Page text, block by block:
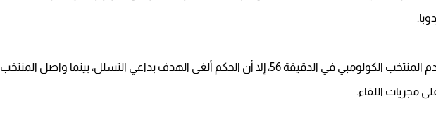
وكاد لويس دياز أن يعزز تقدم المنتخب الكولومبي في الدقيقة 56، إلا أن الحكم ألغى الهدف بداعي التسلل، بينما واصل المنتخب
مجريات اللقاء.